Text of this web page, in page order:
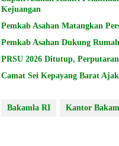
Kejuangan
Pemkab Asahan Matangkan
Pemkab Asahan Dukung
PRSU 2026 Ditutup,
Camat Sei Kepayang Barat
Bakamla RI Kantor